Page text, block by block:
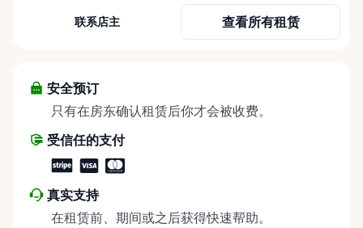
At Cody Party Rentals, we believe in the power of
about more than just saving money; it’s about
helping people enjoy more for less while making a
share instead of buy, we’re all doing our part to
make things easier on Mother Nature.
联系店主 查看所有租赁
安全预订
只有在房东确认租赁后你才会被收费。
受信任的支付
真实支持
在租赁前、期间或之后获得快速帮助。